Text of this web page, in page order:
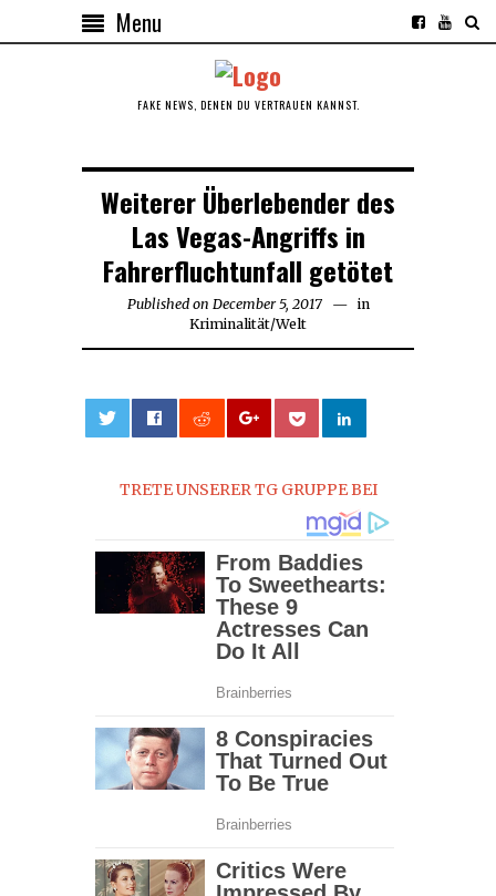
Menu
FAKE NEWS, DENEN DU VERTRAUEN KANNST.
Weiterer Überlebender des
Las Vegas-Angriffs in
Fahrerfluchtunfall getötet
Published on December 5, 2017December
in
Kriminalität/Welt
TRETE UNSERER TG GRUPPE BEI